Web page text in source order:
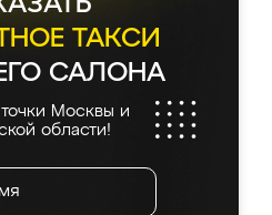
ТАКСИ
САЛОНА
Москвы и
области!